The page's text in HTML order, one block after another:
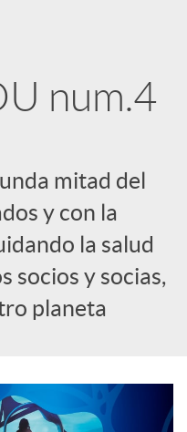
num.4
mitad del
y con la
la salud
socios y socias,
planeta